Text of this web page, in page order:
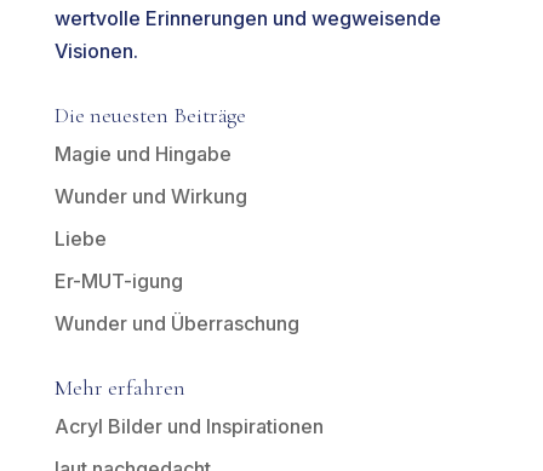
wertvolle Erinnerungen und wegweisende
Visionen.
Die neuesten Beiträge
Magie und Hingabe
Wunder und Wirkung
Liebe
Er-MUT-igung
Wunder und Überraschung
Mehr erfahren
Acryl Bilder und Inspirationen